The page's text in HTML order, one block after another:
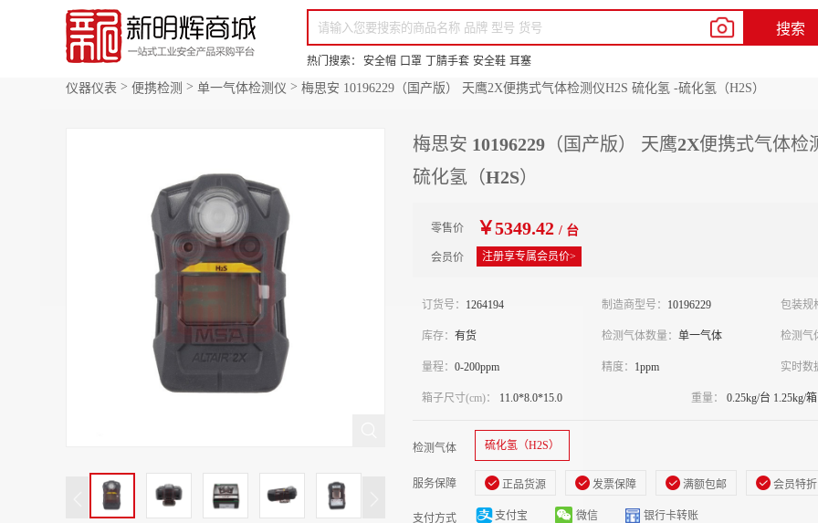
你好，欢迎来到新明辉！ 请登录
免费注册
专属服务 超低折扣价
我的新明辉 客户服务 帮助中心
搜索
热门搜索： 安全帽 口罩 丁腈手套 安全鞋 耳塞
全部商品分类 场景采购 品牌中心 供应商合作 新豆商城
仪器仪表 > 便携检测 > 单一气体检测仪 > 梅思安 10196229（国产版） 天鹰2X便携式气体检测仪H2S 硫化氢 -硫化氢（H2S）
梅思安 10196229（国产版） 天鹰2X便携式气体检
硫化氢（H2S）
零售价 ￥5349.42 / 台
会员价 注册享专属会员价>
订货号： 1264194 制造商型号： 10196229 包装规
库存： 有货 检测气体数量： 单一气体 检测气
量程： 0-200ppm 精度： 1ppm 实时数
箱子尺寸(cm)： 11.0*8.0*15.0 重量： 0.25kg/台 1.25kg/箱
检测气体 硫化氢（H2S）
服务保障 正品货源 发票保障 满额包邮 会员特折
支付方式 支付宝 微信 银行卡转账